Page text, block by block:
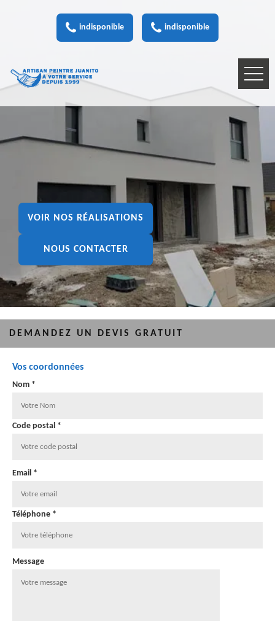
indisponible indisponible
VOIR NOS RÉALISATIONS
NOUS CONTACTER
DEMANDEZ UN DEVIS GRATUIT
Vos coordonnées
Nom *
Code postal *
Email *
Téléphone *
Message